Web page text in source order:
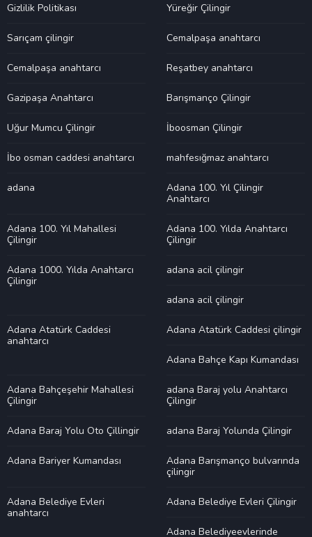
Gizlilik Politikası Yüreğir Çilingir
Sarıçam çilingir Cemalpaşa anahtarcı
Cemalpaşa anahtarcı Reşatbey anahtarcı
Gazipaşa Anahtarcı Barışmanço Çilingir
Uğur Mumcu Çilingir İboosman Çilingir
İbo osman caddesi anahtarcı mahfesığmaz anahtarcı
adana
Adana 100. Yıl Çilingir
Anahtarcı
Adana 100. Yıl Mahallesi
Çilingir
Adana 100. Yılda Anahtarcı
Çilingir
Adana 1000. Yılda Anahtarcı
Çilingir
adana acil çilingir
adana acil çilingir
Adana Atatürk Caddesi
anahtarcı
Adana Atatürk Caddesi çilingir
Adana Bahçe Kapı Kumandası
Adana Bahçeşehir Mahallesi
Çilingir
adana Baraj yolu Anahtarcı
Çilingir
Adana Baraj Yolu Oto Çillingir adana Baraj Yolunda Çilingir
Adana Bariyer Kumandası
Adana Barışmanço bulvarında
çilingir
Adana Belediye Evleri
anahtarcı
Adana Belediye Evleri Çilingir
Adana Belediyeevlerinde